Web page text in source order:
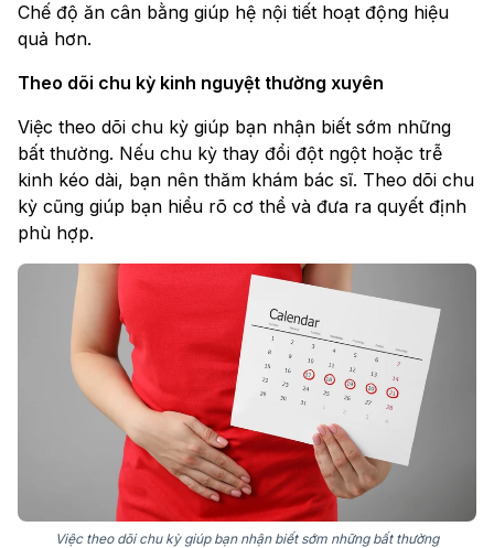
Chế độ ăn cân bằng giúp hệ nội tiết hoạt động hiệu
quả hơn.
Theo dõi chu kỳ kinh nguyệt thường xuyên
Việc theo dõi chu kỳ giúp bạn nhận biết sớm những
bất thường. Nếu chu kỳ thay đổi đột ngột hoặc trễ
kinh kéo dài, bạn nên thăm khám bác sĩ. Theo dõi chu
kỳ cũng giúp bạn hiểu rõ cơ thể và đưa ra quyết định
phù hợp.
Việc theo dõi chu kỳ giúp bạn nhận biết sớm những bất thường